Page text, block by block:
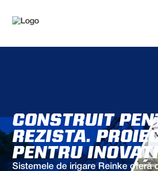
CONSTRUIT
REZISTA.
PENTRU
Sistemele de irigare Reinke oferă